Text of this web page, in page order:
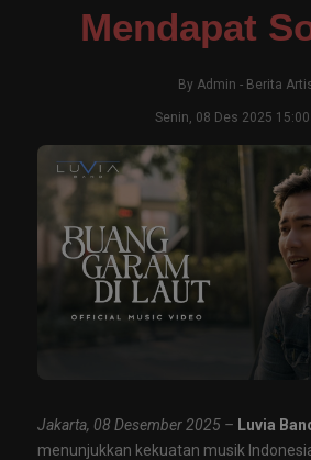
Mendapat
By Admin - Berita
Senin, 08 Des 2025 15:00
Jakarta, 08 Desember 2025 – Luvia
menunjukkan kekuatan musik